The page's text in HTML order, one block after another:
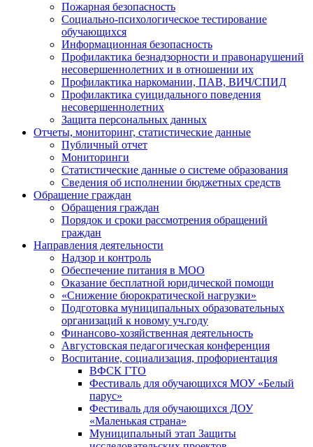
Пожарная безопасность
Социально-психологическое тестирование
обучающихся
Информационная безопасность
Профилактика безнадзорности и правонарушений
несовершеннолетних и в отношении их
Профилактика наркомании, ПАВ, ВИЧ/СПИД
Профилактика суицидального поведения
несовершеннолетних
Защита персональных данных
Отчеты, мониторинг, статистические данные
Публичный отчет
Мониторинги
Статистические данные о системе образования
Сведения об исполнении бюджетных средств
Обращение граждан
Обращения граждан
Порядок и сроки рассмотрения обращений
граждан
Направления деятельности
Надзор и контроль
Обеспечение питания в МОО
Оказание бесплатной юридической помощи
«Снижение бюрократической нагрузки»
Подготовка муниципальных образовательных
организаций к новому уч.году
Финансово-хозяйственная деятельность
Августовская педагогическая конференция
Воспитание, социализация, профориентация
ВФСК ГТО
Фестиваль для обучающихся МОУ «Белый
парус»
Фестиваль для обучающихся ДОУ
«Маленькая страна»
Муниципальный этап Защиты